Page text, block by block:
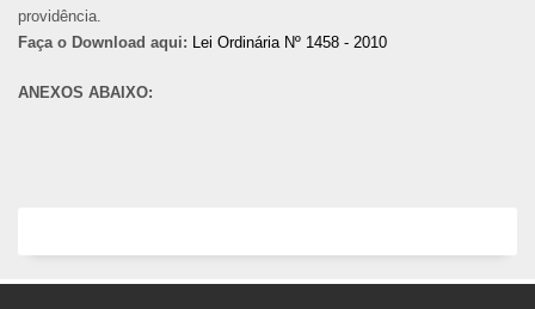
providência.
Faça o Download aqui: Lei Ordinária Nº 1458 - 2010
ANEXOS ABAIXO: